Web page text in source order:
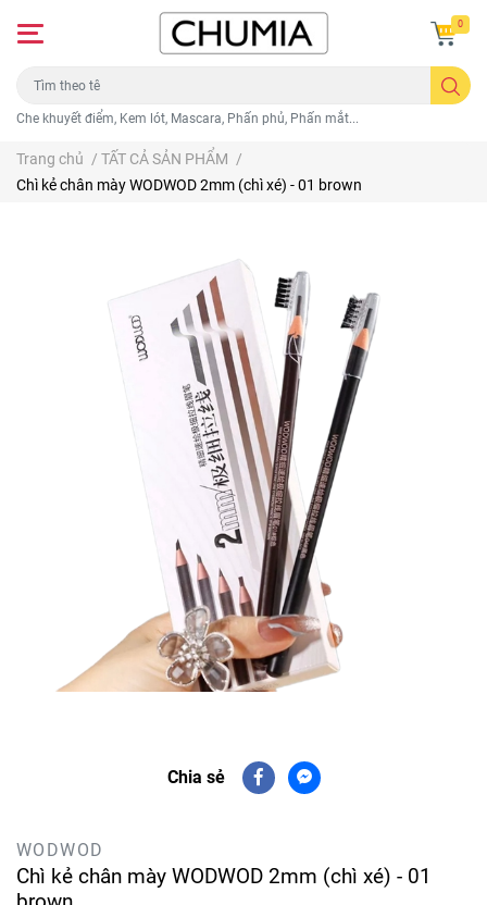
Che khuyết điểm, Kem lót, Mascara, Phấn phủ, Phấn mắt...
0
Trang chủ / TẤT CẢ SẢN PHẨM /
Chì kẻ chân mày WODWOD 2mm (chì xé) - 01 brown
Chia sẻ
WODWOD
Chì kẻ chân mày WODWOD 2mm (chì xé) - 01